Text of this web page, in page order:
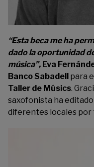
“Esta beca me ha
dado la oportunidad
música”, Eva
Banco Sabadell
para
Taller de Músics.
saxofonista ha
diferentes locales por